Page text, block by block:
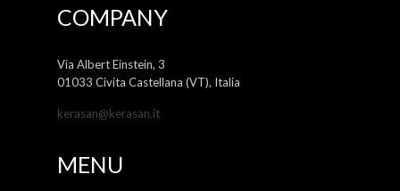
COMPANY
Via Albert Einstein, 3
01033 Civita Castellana (VT), Italia
kerasan@kerasan.it
MENU